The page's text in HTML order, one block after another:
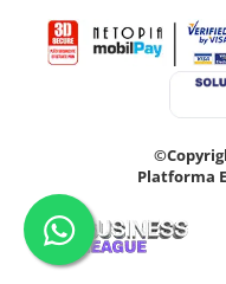
Platforma